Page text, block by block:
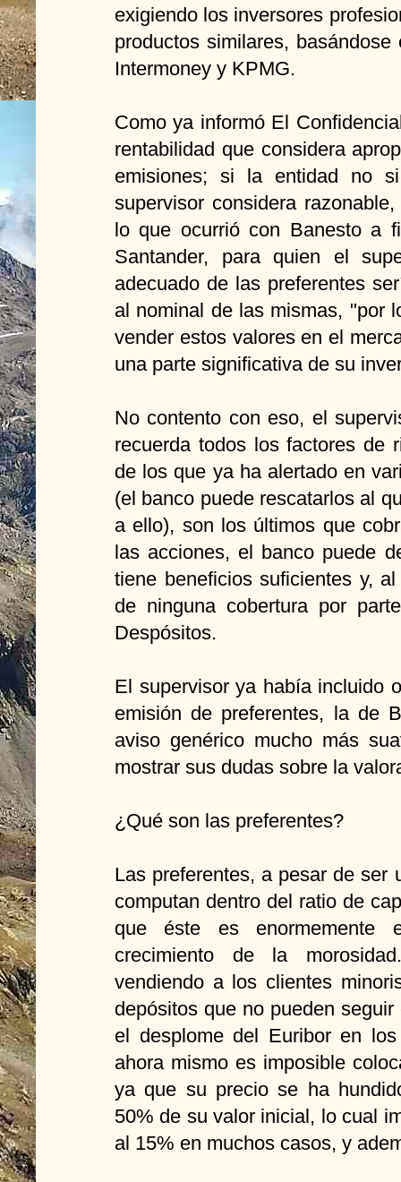
exigiendo los inversores
productos similares,
Intermoney y KPMG.
Como ya informó El
rentabilidad que considera
emisiones; si la entidad no
supervisor considera
lo que ocurrió con Banesto a
Santander, para quien el
adecuado de las preferentes
al nominal de las mismas, "por
vender estos valores en el
una parte significativa de su
No contento con eso, el
recuerda todos los factores de
de los que ya ha alertado en
(el banco puede rescatarlos al
a ello), son los últimos que
las acciones, el banco puede
tiene beneficios suficientes y,
de ninguna cobertura por
Despósitos.
El supervisor ya había incluido
emisión de preferentes, la de
aviso genérico mucho más
mostrar sus dudas sobre la
¿Qué son las preferentes?
Las preferentes, a pesar de ser
computan dentro del ratio de
que éste es enormemente
crecimiento de la
vendiendo a los clientes
depósitos que no pueden
el desplome del Euribor en
ahora mismo es imposible
ya que su precio se ha
50% de su valor inicial, lo cual
al 15% en muchos casos, y